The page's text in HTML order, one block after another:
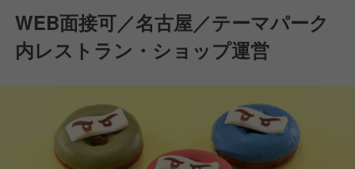
WEB面接可／名古屋／テーマパーク
内レストラン・ショップ運営